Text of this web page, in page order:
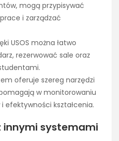
mogą przypisywać
i zarządzać
USOS można łatwo
rezerwować sale oraz
oferuje szereg narzędzi
w monitorowaniu
efektywności kształcenia.
innymi systemami